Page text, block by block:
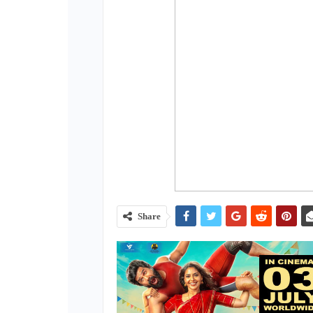
Share